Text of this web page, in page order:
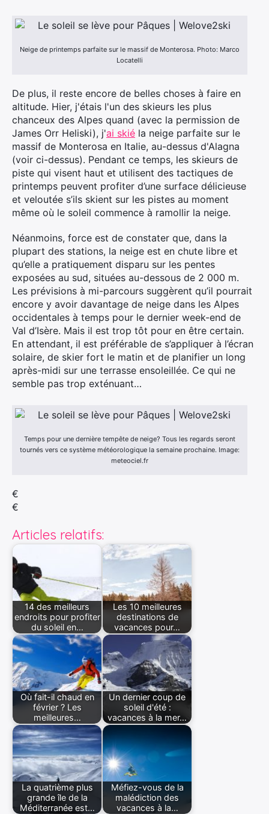
Neige de printemps parfaite sur le massif de Monterosa. Photo: Marco
Locatelli
De plus, il reste encore de belles choses à faire en
altitude. Hier, j'étais l'un des skieurs les plus
chanceux des Alpes quand (avec la permission de
James Orr Heliski), j'ai skié la neige parfaite sur le
massif de Monterosa en Italie, au-dessus d'Alagna
(voir ci-dessus). Pendant ce temps, les skieurs de
piste qui visent haut et utilisent des tactiques de
printemps peuvent profiter d’une surface délicieuse
et veloutée s’ils skient sur les pistes au moment
même où le soleil commence à ramollir la neige.
Néanmoins, force est de constater que, dans la
plupart des stations, la neige est en chute libre et
qu’elle a pratiquement disparu sur les pentes
exposées au sud, situées au-dessous de 2 000 m.
Les prévisions à mi-parcours suggèrent qu’il pourrait
encore y avoir davantage de neige dans les Alpes
occidentales à temps pour le dernier week-end de
Val d’Isère. Mais il est trop tôt pour en être certain.
En attendant, il est préférable de s’appliquer à l’écran
solaire, de skier fort le matin et de planifier un long
après-midi sur une terrasse ensoleillée. Ce qui ne
semble pas trop exténuant…
Temps pour une dernière tempête de neige? Tous les regards seront
tournés vers ce système météorologique la semaine prochaine. Image:
meteociel.fr
€
€
Articles relatifs:
14 des meilleurs
endroits pour profiter
du soleil en…
Les 10 meilleures
destinations de
vacances pour…
Où fait-il chaud en
février ? Les
meilleures…
Un dernier coup de
soleil d'été :
vacances à la mer…
La quatrième plus
grande île de la
Méditerranée est…
Méfiez-vous de la
malédiction des
vacances à la…
×
Rechercher
: